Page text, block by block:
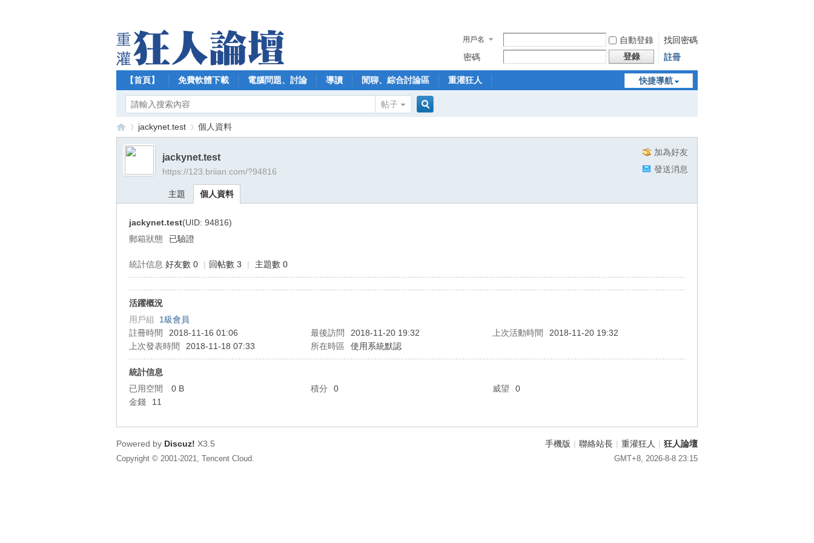
用戶名 自動登錄
找回密碼
密碼
登錄 註冊
快捷導航
【首頁】 免費軟體下載 電腦問題、討論 導讀 閒聊、綜合討論區 重灌狂人
帖子
›
jackynet.test 個人資料
加為好友
發送消息
jackynet.test
https://123.briian.com/?94816
主題 個人資料
jackynet.test(UID: 94816)
郵箱狀態
已驗證
統計信息 好友數 0 | 回帖數 3 | 主題數 0
活躍概況
用戶組 1級會員
註冊時間
2018-11-16 01:06 最後訪問 2018-11-20 19:32 上次活動時間
2018-11-20 19:32
上次發表時間
2018-11-18 07:33 所在時區 使用系統默認
統計信息
已用空間
0 B 積分 0 威望
0
金錢
11
手機版 | 聯絡站長 | 重灌狂人 | 狂人論壇
GMT+8, 2026-8-8 23:15
Powered by Discuz! X3.5
Copyright © 2001-2021, Tencent Cloud.